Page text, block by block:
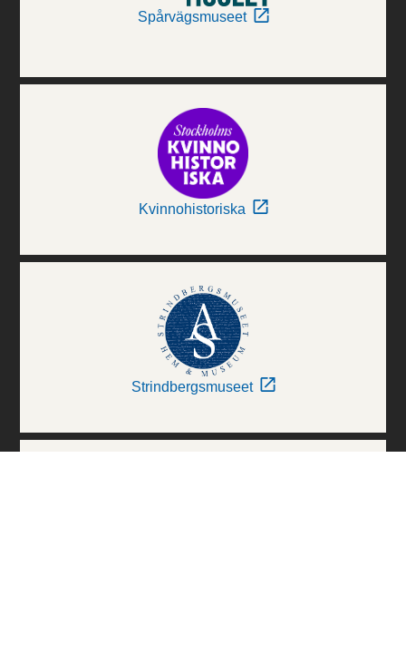
Spårvägsmuseet
Kvinnohistoriska
Strindbergsmuseet